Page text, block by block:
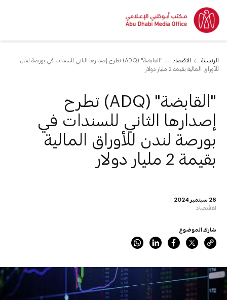
الرئيسية الاقتصاد
"القابضة" (ADQ) تطرح إصدارها الثاني للسندات في بورصة لندن
للأوراق المالية بقيمة 2 مليار دولار
26 سبتمبر 2024
الاقتصاد
"القابضة" (ADQ) تطرح
إصدارها الثاني للسندات في
بورصة لندن للأوراق المالية
بقيمة 2 مليار دولار
شارك الموضوع